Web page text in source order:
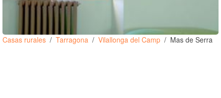
Casas rurales Tarragona Vilallonga del Camp Mas de Serra